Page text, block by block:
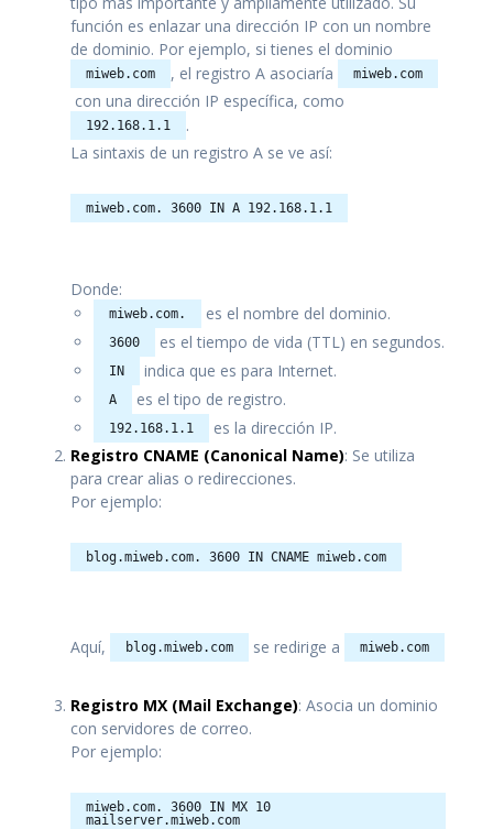
función es enlazar una dirección IP con un nombre
de dominio. Por ejemplo, si tienes el dominio
miweb.com , el registro A asociaría miweb.com
con una dirección IP específica, como
192.168.1.1
.
La sintaxis de un registro A se ve así:
miweb.com. 3600 IN A 192.168.1.1
Donde:
miweb.com. es el nombre del dominio.
3600 es el tiempo de vida (TTL) en segundos.
IN indica que es para Internet.
A es el tipo de registro.
192.168.1.1
es la dirección IP.
Registro CNAME (Canonical Name): Se utiliza
para crear alias o redirecciones.
Por ejemplo:
blog.miweb.com. 3600 IN CNAME miweb.com
Aquí, blog.miweb.com se redirige a miweb.com
Registro MX (Mail Exchange): Asocia un dominio
con servidores de correo.
Por ejemplo:
miweb.com. 3600 IN MX 10
mailserver.miweb.com